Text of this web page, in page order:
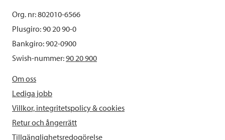
Org. nr: 802010-6566
Plusgiro: 90 20 90-0
Bankgiro: 902-0900
Swish-nummer:90 20 900
Om oss
Lediga jobb
Villkor, integritetspolicy & cookies
Retur och ångerrätt
Tillgänglighetsredogörelse